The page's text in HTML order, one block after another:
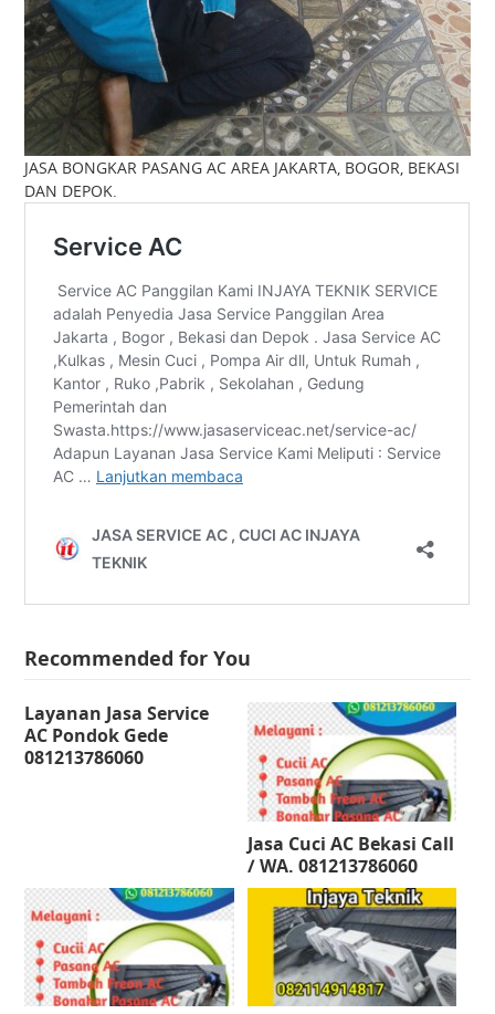
JASA BONGKAR PASANG AC AREA JAKARTA, BOGOR, BEKASI
DAN DEPOK.
Recommended for You
Layanan Jasa Service
AC Pondok Gede
081213786060
Jasa Cuci AC Bekasi Call
/ WA. 081213786060